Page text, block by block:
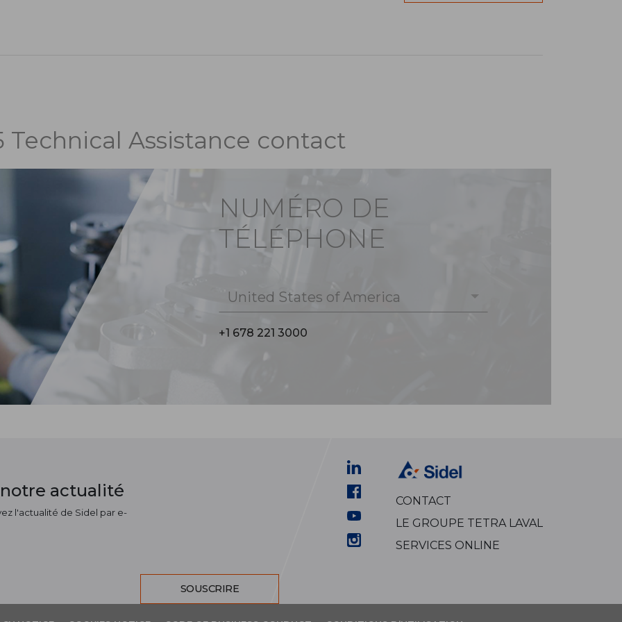
Technical Assistance contact
NUMÉRO DE
TÉLÉPHONE
United States of America
+1 678 221 3000
actualité
l'actualité de Sidel par e-
SOUSCRIRE
CONTACT
LE GROUPE TETRA LAVAL
SERVICES ONLINE